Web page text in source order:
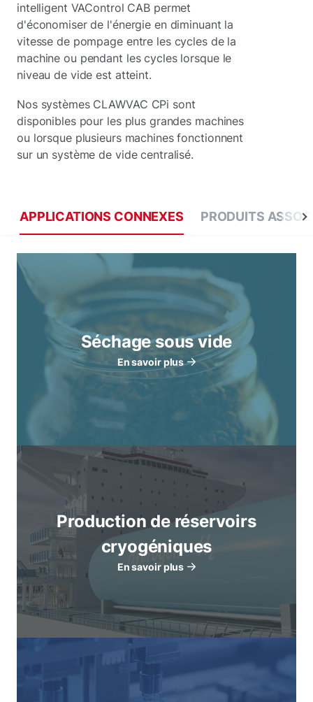
intelligent VAControl CAB permet
d'économiser de l'énergie en diminuant la
vitesse de pompage entre les cycles de la
machine ou pendant les cycles lorsque le
niveau de vide est atteint.
Nos systèmes CLAWVAC CPi sont
disponibles pour les plus grandes machines
ou lorsque plusieurs machines fonctionnent
sur un système de vide centralisé.
APPLICATIONS CONNEXES PRODUITS
Séchage sous vide
En savoir plus
Production de réservoirs
cryogéniques
En savoir plus